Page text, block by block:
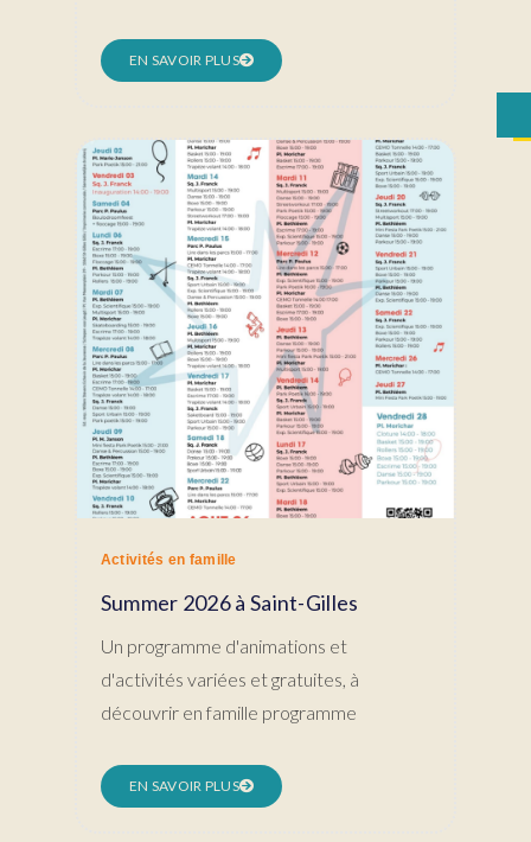
EN SAVOIR PLUS
Activités en famille
Summer 2026 à Saint-Gilles
Un programme d'animations et
d'activités variées et gratuites, à
découvrir en famille programme
EN SAVOIR PLUS